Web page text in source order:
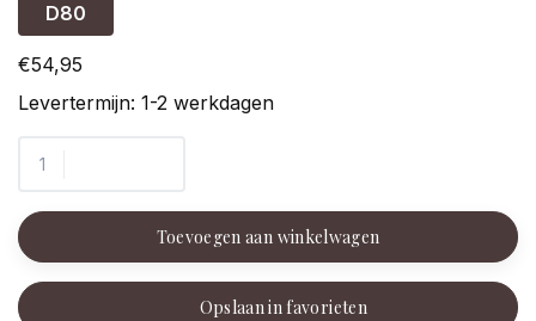
D80
€54,95
Levertermijn: 1-2 werkdagen
Toevoegen aan winkelwagen
Opslaan in favorieten